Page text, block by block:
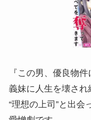
『この男、優良物件
義妹に人生を壊され
“理想の上司”と出会